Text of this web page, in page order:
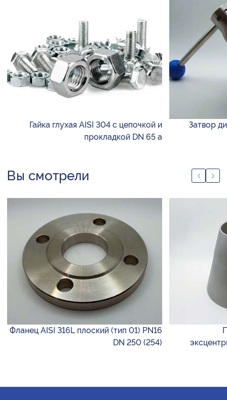
Гайка глухая AISI 304 с цепочкой и
прокладкой DN 65 а
Затвор
Вы смотрели
Фланец AISI 316L плоский (тип 01) PN16
DN 250 (254)